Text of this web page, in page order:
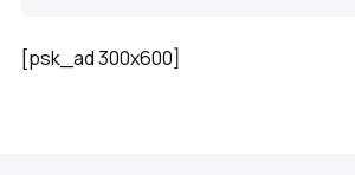
[psk_ad 300x600]